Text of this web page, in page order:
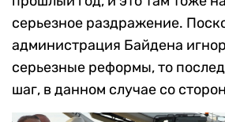
серьезное раздражение.
администрация Байдена
серьезные реформы, то
шаг, в данном случае со